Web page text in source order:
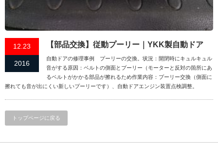
12.23
2016
【部品交換】従動プーリー｜YKK製自動ドア
自動ドアの修理事例 プーリーの交換。状況：開閉時にキュルキュル
音がする原因：ベルトの側面とプーリー（モーターと反対の箇所にあ
るベルトがかかる部品が擦れるため作業内容：プーリー交換（側面に
擦れても音が出にくい新しいプーリーです）、自動ドアエンジン装置点検調整。
トップページに戻る